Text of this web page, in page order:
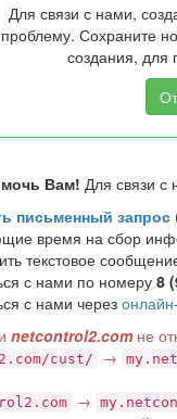
Для связи с нами,
проблему. Сохраните
создания, для
Вам! Для связи
письменный запрос
время на сбор
текстовое
с нами по номеру 8
с нами через
netcontrol2.com не
cust/ →
→